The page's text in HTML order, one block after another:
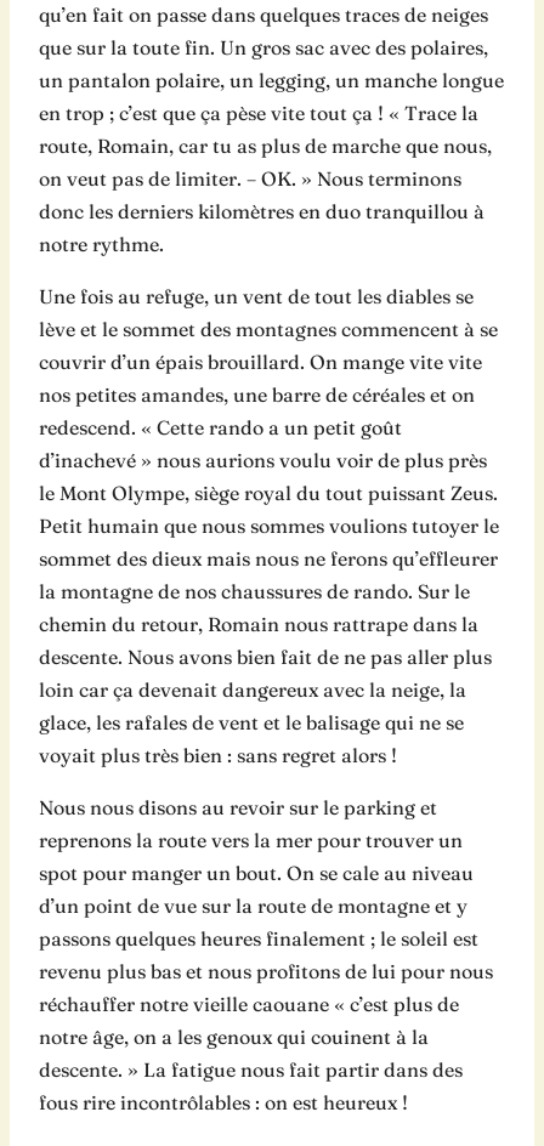
qu’en fait on passe dans quelques traces de neiges
que sur la toute fin. Un gros sac avec des polaires,
un pantalon polaire, un legging, un manche longue
en trop ; c’est que ça pèse vite tout ça ! « Trace la
route, Romain, car tu as plus de marche que nous,
on veut pas de limiter. – OK. » Nous terminons
donc les derniers kilomètres en duo tranquillou à
notre rythme.
Une fois au refuge, un vent de tout les diables se
lève et le sommet des montagnes commencent à se
couvrir d’un épais brouillard. On mange vite vite
nos petites amandes, une barre de céréales et on
redescend. « Cette rando a un petit goût
d’inachevé » nous aurions voulu voir de plus près
le Mont Olympe, siège royal du tout puissant Zeus.
Petit humain que nous sommes voulions tutoyer le
sommet des dieux mais nous ne ferons qu’effleurer
la montagne de nos chaussures de rando. Sur le
chemin du retour, Romain nous rattrape dans la
descente. Nous avons bien fait de ne pas aller plus
loin car ça devenait dangereux avec la neige, la
glace, les rafales de vent et le balisage qui ne se
voyait plus très bien : sans regret alors !
Nous nous disons au revoir sur le parking et
reprenons la route vers la mer pour trouver un
spot pour manger un bout. On se cale au niveau
d’un point de vue sur la route de montagne et y
passons quelques heures finalement ; le soleil est
revenu plus bas et nous profitons de lui pour nous
réchauffer notre vieille caouane « c’est plus de
notre âge, on a les genoux qui couinent à la
descente. » La fatigue nous fait partir dans des
fous rire incontrôlables : on est heureux !